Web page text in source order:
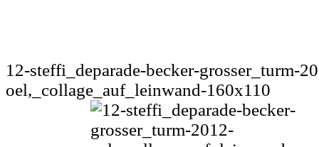
12-steffi_deparade-becker-grosser_turm-
oel,_collage_auf_leinwand-160x110